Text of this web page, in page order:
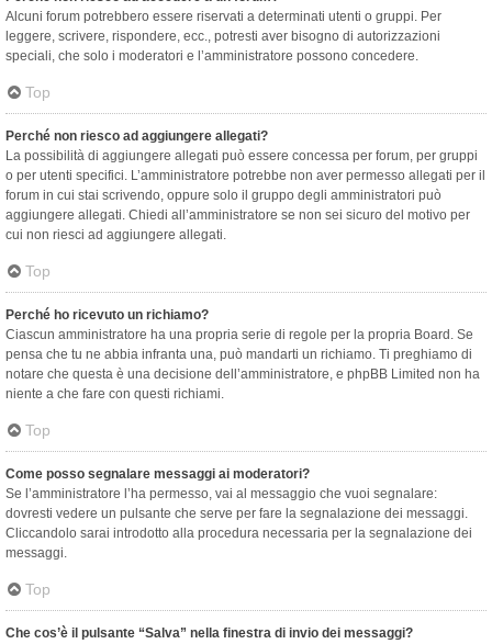
Alcuni forum potrebbero essere riservati a determinati utenti o gruppi. Per
leggere, scrivere, rispondere, ecc., potresti aver bisogno di autorizzazioni
speciali, che solo i moderatori e l’amministratore possono concedere.
Top
Perché non riesco ad aggiungere allegati?
La possibilità di aggiungere allegati può essere concessa per forum, per gruppi
o per utenti specifici. L’amministratore potrebbe non aver permesso allegati per il
forum in cui stai scrivendo, oppure solo il gruppo degli amministratori può
aggiungere allegati. Chiedi all’amministratore se non sei sicuro del motivo per
cui non riesci ad aggiungere allegati.
Top
Perché ho ricevuto un richiamo?
Ciascun amministratore ha una propria serie di regole per la propria Board. Se
pensa che tu ne abbia infranta una, può mandarti un richiamo. Ti preghiamo di
notare che questa è una decisione dell’amministratore, e phpBB Limited non ha
niente a che fare con questi richiami.
Top
Come posso segnalare messaggi ai moderatori?
Se l’amministratore l’ha permesso, vai al messaggio che vuoi segnalare:
dovresti vedere un pulsante che serve per fare la segnalazione dei messaggi.
Cliccandolo sarai introdotto alla procedura necessaria per la segnalazione dei
messaggi.
Top
Che cos’è il pulsante “Salva” nella finestra di invio dei messaggi?